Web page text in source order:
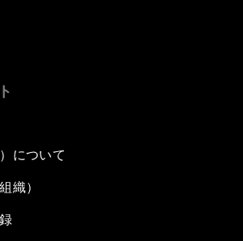
について
織）